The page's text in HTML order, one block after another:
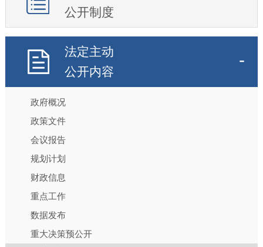
公开制度
法定主动
公开内容
政府概况
政策文件
会议报告
规划计划
财政信息
重点工作
数据发布
重大决策预公开